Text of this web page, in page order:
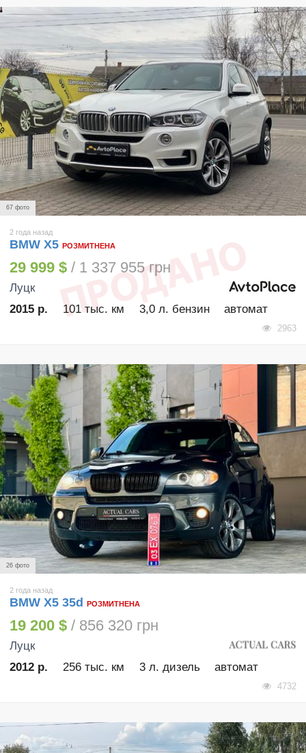
67 фото
2 года назад
BMW X5 РОЗМИТНЕНА
29 999 $ / 1 337 955 грн
Луцк
2015 р.
101 тыс. км 3,0 л. бензин автомат
2963
26 фото
2 года назад
BMW X5 35d РОЗМИТНЕНА
19 200 $ / 856 320 грн
Луцк
2012 р.
256 тыс. км 3 л. дизель автомат
4732